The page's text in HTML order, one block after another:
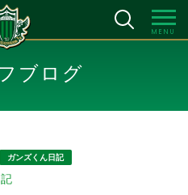
MENU
ブログ
ガンズくん日記